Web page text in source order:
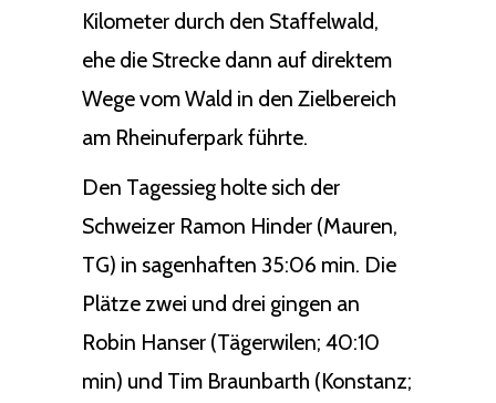
Kilometer durch den Staffelwald,
ehe die Strecke dann auf direktem
Wege vom Wald in den Zielbereich
am Rheinuferpark führte.
Den Tagessieg holte sich der
Schweizer Ramon Hinder (Mauren,
TG) in sagenhaften 35:06 min. Die
Plätze zwei und drei gingen an
Robin Hanser (Tägerwilen; 40:10
min) und Tim Braunbarth (Konstanz;